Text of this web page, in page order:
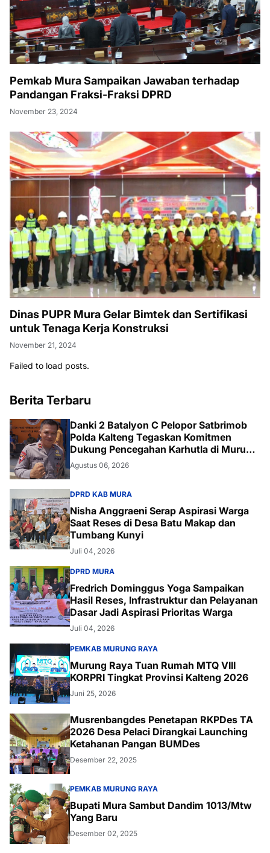
Pemkab Mura Sampaikan Jawaban terhadap
Pandangan Fraksi-Fraksi DPRD
November 23, 2024
Dinas PUPR Mura Gelar Bimtek dan Sertifikasi
untuk Tenaga Kerja Konstruksi
November 21, 2024
Failed to load posts.
Berita Terbaru
Danki 2 Batalyon C Pelopor Satbrimob
Polda Kalteng Tegaskan Komitmen
Dukung Pencegahan Karhutla di Murung
Raya
Agustus 06, 2026
DPRD KAB MURA
Nisha Anggraeni Serap Aspirasi Warga
Saat Reses di Desa Batu Makap dan
Tumbang Kunyi
Juli 04, 2026
DPRD MURA
Fredrich Dominggus Yoga Sampaikan
Hasil Reses, Infrastruktur dan Pelayanan
Dasar Jadi Aspirasi Prioritas Warga
Juli 04, 2026
PEMKAB MURUNG RAYA
Murung Raya Tuan Rumah MTQ VIII
KORPRI Tingkat Provinsi Kalteng 2026
Juni 25, 2026
Musrenbangdes Penetapan RKPDes TA
2026 Desa Pelaci Dirangkai Launching
Ketahanan Pangan BUMDes
Desember 22, 2025
PEMKAB MURUNG RAYA
Bupati Mura Sambut Dandim 1013/Mtw
Yang Baru
Desember 02, 2025